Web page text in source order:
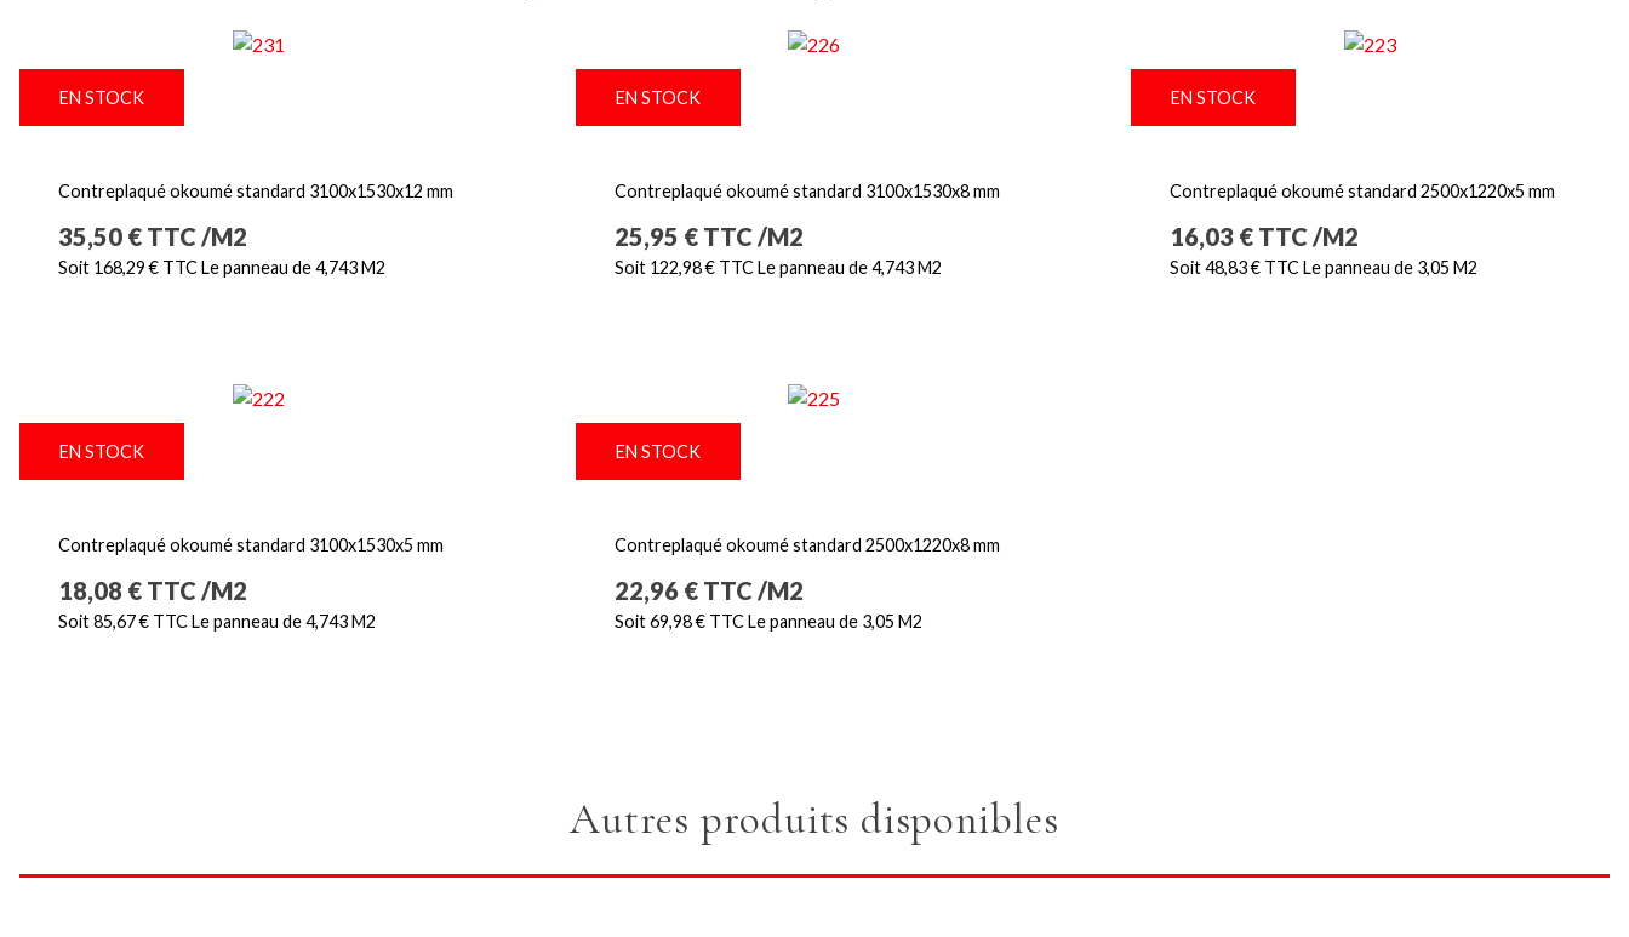
EN STOCK
Contreplaqué okoumé standard 3100x1530x12 mm
Prix
35,50 € TTC /M2
Soit 168,29 € TTC Le panneau de 4,743 M2
EN STOCK
Contreplaqué okoumé standard 3100x1530x8 mm
Prix
25,95 € TTC /M2
Soit 122,98 € TTC Le panneau de 4,743 M2
EN STOCK
Contreplaqué okoumé standard 2500x1220x5 mm
Prix
16,03 € TTC /M2
Soit 48,83 € TTC Le panneau de 3,05 M2
EN STOCK
Contreplaqué okoumé standard 3100x1530x5 mm
Prix
18,08 € TTC /M2
Soit 85,67 € TTC Le panneau de 4,743 M2
EN STOCK
Contreplaqué okoumé standard 2500x1220x8 mm
Prix
22,96 € TTC /M2
Soit 69,98 € TTC Le panneau de 3,05 M2
Autres produits disponibles